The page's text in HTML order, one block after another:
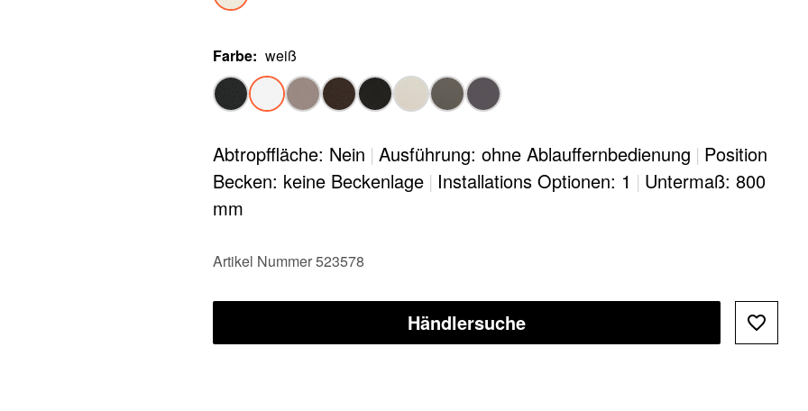
Farbe: weiß
Abtropffläche: Nein | Ausführung: ohne Ablauffernbedienung | Position
Becken: keine Beckenlage | Installations Optionen: 1 | Untermaß: 800
mm
Artikel Nummer 523578
Händlersuche